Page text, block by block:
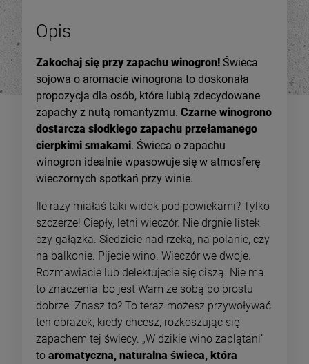
Opis
Zakochaj się przy zapachu winogron! Świeca
sojowa o aromacie winogrona to doskonała
propozycja dla osób, które lubią zdecydowane
zapachy z nutą romantyzmu. Czarne winogrono
dostarcza słodkiego zapachu przełamanego
cierpkimi smakami. Świeca o zapachu
winogron idealnie wpasowuje się w atmosferę
wieczornych spotkań przy winie.
Ile razy miałaś taki widok pod powiekami? Tylko
szczerze! Ciepły, letni wieczór. Nie drgnie listek
czy gałązka. Siedzicie nad rzeką, na polanie, czy
na balkonie. Pijecie wino. Wieczór we dwoje.
Rozmawiacie lub delektujecie się ciszą. Nie ma
to znaczenia, bo jest Wam ze sobą po prostu
dobrze. Znasz to? To teraz możesz przywoływać
ten obrazek, kiedy chcesz, rozkoszując się
zapachem tej świecy. „W dzikie wino zaplątani”
to aromatyczna, naturalna świeca, która